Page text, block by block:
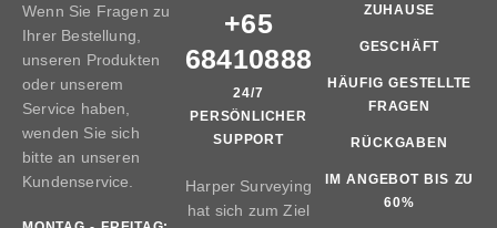
Wenn Sie Fragen zu
Ihrer Bestellung,
unseren Produkten
oder unserem
Service haben,
wenden Sie sich
bitte an unseren
Kundenservice.
+65
68410888
24/7
PERSÖNLICHER
SUPPORT
Harper Surveying
hat sich zum Ziel
ZUHAUSE
GESCHÄFT
HÄUFIG GESTELLTE
FRAGEN
RÜCKGABEN
IM ANGEBOT BIS ZU
60%